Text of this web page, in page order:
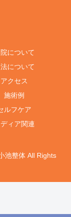
について
について
アクセス
施術例
ルフケア
ディア関連
池整体 All Rights